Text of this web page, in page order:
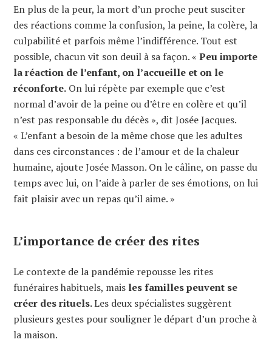
En plus de la peur, la mort d’un proche peut susciter
des réactions comme la confusion, la peine, la colère, la
culpabilité et parfois même l’indifférence. Tout est
possible, chacun vit son deuil à sa façon. « Peu importe
la réaction de l’enfant, on l’accueille et on le
réconforte. On lui répète par exemple que c’est
normal d’avoir de la peine ou d’être en colère et qu’il
n’est pas responsable du décès », dit Josée Jacques.
« L’enfant a besoin de la même chose que les adultes
dans ces circonstances : de l’amour et de la chaleur
humaine, ajoute Josée Masson. On le câline, on passe du
temps avec lui, on l’aide à parler de ses émotions, on lui
fait plaisir avec un repas qu’il aime. »
L’importance de créer des rites
Le contexte de la pandémie repousse les rites
funéraires habituels, mais les familles peuvent se
créer des rituels.Les deux spécialistes suggèrent
plusieurs gestes pour souligner le départ d’un proche à
la maison.